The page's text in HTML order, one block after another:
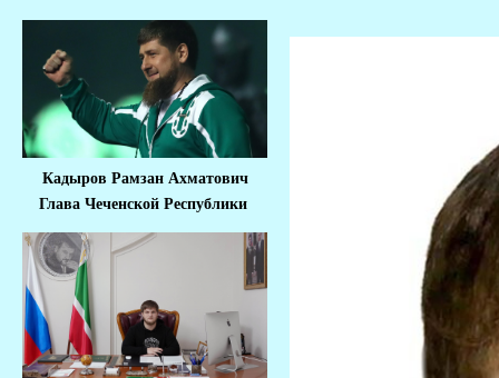
Кадыров Рамзан Ахматович
Глава Чеченской Республики